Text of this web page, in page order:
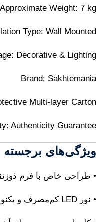
Approximate Weight: 7 kg
Type: Wall Mounted
Decorative & Lighting
Brand: Sakhtemania
Multi-layer Carton
Authenticity Guarantee
ویژگی‌های
• طراحی خاص با فرم
• نور LED کم‌مصرف و یکنواخت